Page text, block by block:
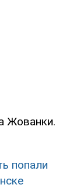
Жованки.
попали